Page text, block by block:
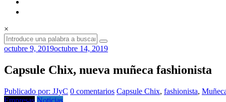
×
octubre 9, 2019octubre 14, 2019
Capsule Chix, nueva muñeca fashionista
Publicado por: JJyC 0 comentarios Capsule Chix, fashionista,
Empresas Noticias